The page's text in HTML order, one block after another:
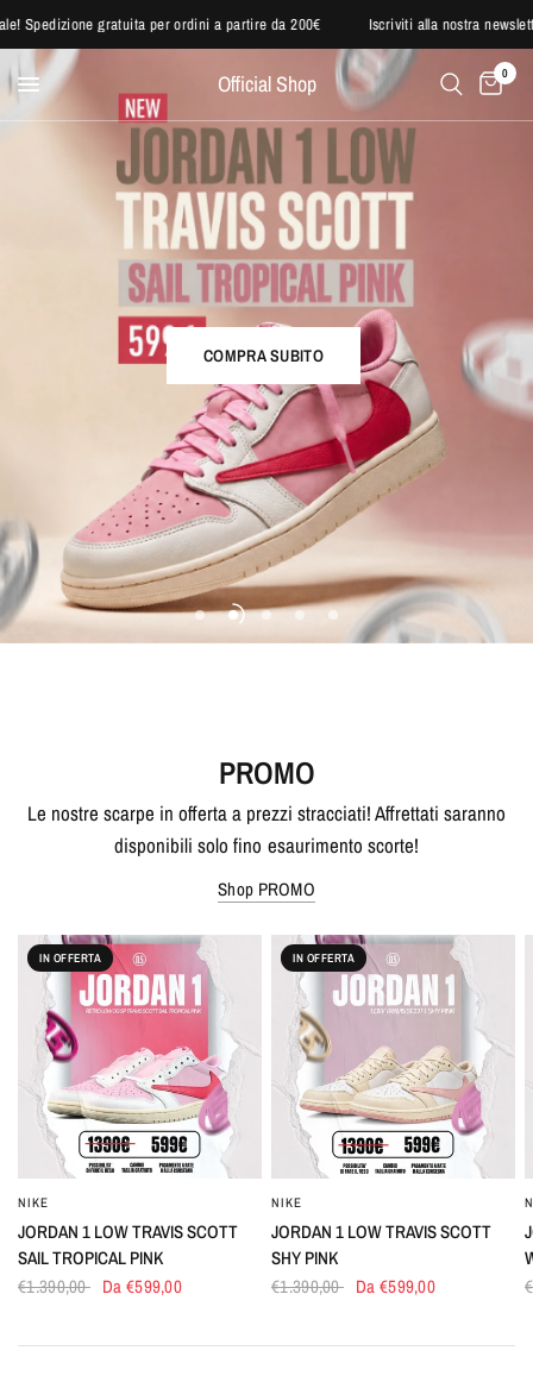
Spedizione gratuita per ordini a partire da 200€ Iscriviti alla nostra
Official Shop 0
COMPRA SUBITO
COMPRA SUBITO
COMPRA SUBITO
PROMO
Le nostre scarpe in offerta a prezzi stracciati! Affrettati saranno
disponibili solo fino esaurimento scorte!
Shop PROMO
IN OFFERTA
NIKE
JORDAN 1 LOW TRAVIS SCOTT
SAIL TROPICAL PINK
€1.390,00 Da €599,00
IN OFFERTA
NIKE
JORDAN 1 LOW TRAVIS SCOTT
SHY PINK
€1.390,00 Da €599,00